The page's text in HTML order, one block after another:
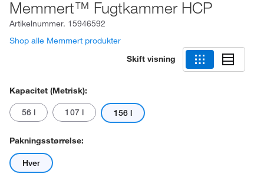
Memmert™ Fugtkammer HCP
Artikelnummer. 15946592
Shop alle Memmert produkter
Skift visning
Kapacitet (metrisk):
56 l 107 l 156 l
Pakningsstørrelse:
Hver